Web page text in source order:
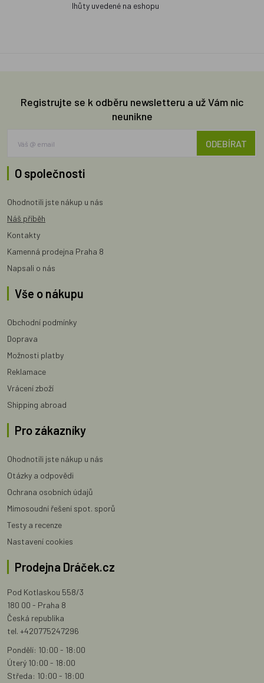
lhůty uvedené na eshopu
Registrujte se k odběru newsletteru a už Vám nic
neunikne
ODEBÍRAT
O společnosti
Ohodnotili jste nákup u nás
Náš příběh
Kontakty
Kamenná prodejna Praha 8
Napsali o nás
Vše o nákupu
Obchodní podmínky
Doprava
Možnosti platby
Reklamace
Vrácení zboží
Shipping abroad
Pro zákazníky
Ohodnotili jste nákup u nás
Otázky a odpovědi
Ochrana osobních údajů
Mimosoudní řešení spot. sporů
Testy a recenze
Nastavení cookies
Prodejna Dráček.cz
Pod Kotlaskou 558/3
180 00 - Praha 8
Česká republika
tel. +420775247296
Pondělí: 10:00 - 18:00
Úterý 10:00 - 18:00
Středa: 10:00 - 18:00